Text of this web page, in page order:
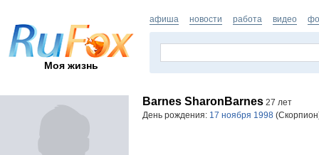
Моя жизнь
афиша новости работа видео
Barnes SharonBarnes 27 лет
День рождения: 17 ноября 1998